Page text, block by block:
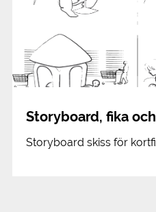
Storyboard, fika
Storyboard skiss för